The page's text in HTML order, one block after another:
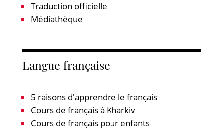
Traduction officielle
Médiathèque
Langue française
5 raisons d'apprendre le français
Cours de français à Kharkiv
Cours de français pour enfants